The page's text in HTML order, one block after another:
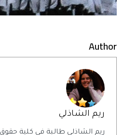
Author
ريم الشاذلي
ريم الشاذلي طالبة في كلية